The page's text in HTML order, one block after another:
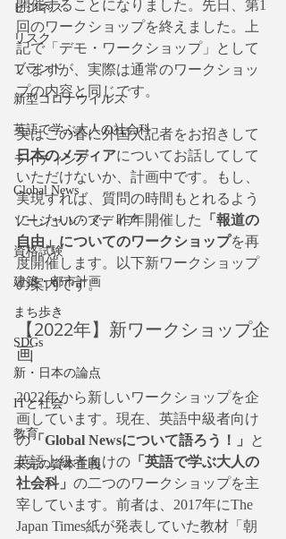
ビジネス
リスク
ブランド
新型コロナウイルス
英語で学ぶ大人の社会科
ライティング
Global News
ソーシャル・メディア
資格試験
建築・都市計画
まち歩き
SDGs
新・日本の論点
ITと社会
教育
未完の資本主義
開催することになりました。先日、第1
回のワークショップを終えました。上
記で「デモ・ワークショップ」として
いますが、実際は通常のワークショッ
プの内容と同じです。
実はこの春に外国人記者をお招きして
日本のメディアについてお話してして
いただけないか、計画中です。もし、
実現すれば、質問の時間もとれるよう
にしたいので、昨年開催した
「報道の
自由」についてのワークショップを再
度開催します。以下新ワークショップ
の案内です。
【2022年】新ワークショップ企
画
2022年から新しいワークショップを企
画しています。現在、英語中級者向け
の「Global Newsについて語ろう！」
と
英語上級者向けの 「英語で学ぶ大人の
社会科」 の二つのワークショップを主
宰しています。前者は、2017年にThe
Japan Times紙が発表していた教材「朝